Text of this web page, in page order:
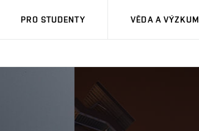
PRO STUDENTY VĚDA A VÝZKUM